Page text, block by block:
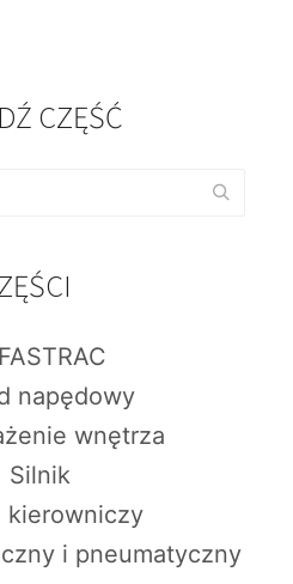
CZĘŚĆ
napędowy
wnętrza
Silnik
kierowniczy
i pneumatyczny